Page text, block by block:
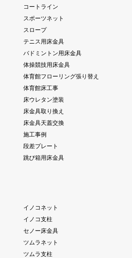
コートライン
スポーツネット
スロープ
テニス用床金具
バドミントン用床金具
体操競技用床金具
体育館フローリング張り替え
体育館床工事
床ウレタン塗装
床金具取り換え
床金具天蓋交換
施工事例
段差プレート
跳び箱用床金具
イノコネット
イノコ支柱
セノー床金具
ツムラネット
ツムラ支柱